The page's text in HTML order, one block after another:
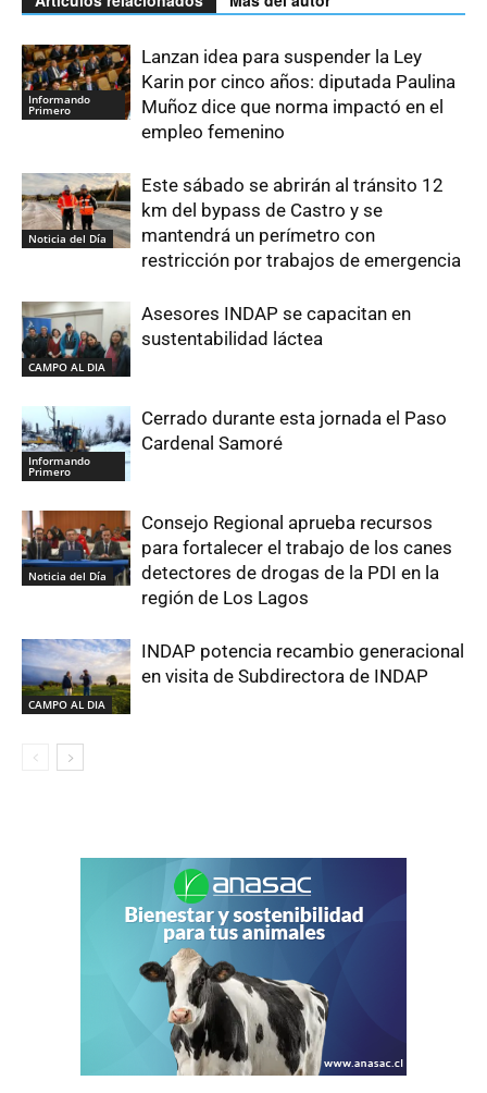
Informando
Primero
Lanzan idea para suspender la Ley
Karin por cinco años: diputada Paulina
Muñoz dice que norma impactó en el
empleo femenino
Noticia del Día
Este sábado se abrirán al tránsito 12
km del bypass de Castro y se
mantendrá un perímetro con
restricción por trabajos de emergencia
CAMPO AL DIA
Asesores INDAP se capacitan en
sustentabilidad láctea
Informando
Primero
Cerrado durante esta jornada el Paso
Cardenal Samoré
Noticia del Día
Consejo Regional aprueba recursos
para fortalecer el trabajo de los canes
detectores de drogas de la PDI en la
región de Los Lagos
CAMPO AL DIA
INDAP potencia recambio generacional
en visita de Subdirectora de INDAP